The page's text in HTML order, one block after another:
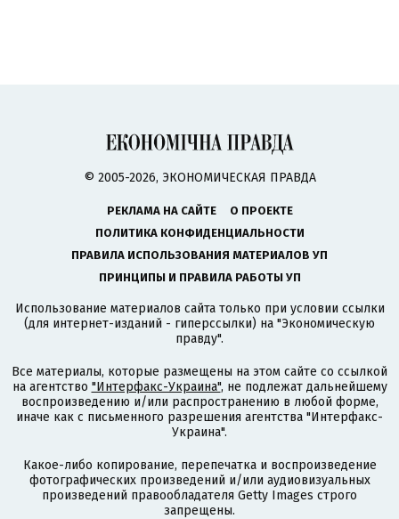
© 2005-2026, ЭКОНОМИЧЕСКАЯ ПРАВДА
РЕКЛАМА НА САЙТЕ
О ПРОЕКТЕ
ПОЛИТИКА КОНФИДЕНЦИАЛЬНОСТИ
ПРАВИЛА ИСПОЛЬЗОВАНИЯ МАТЕРИАЛОВ УП
ПРИНЦИПЫ И ПРАВИЛА РАБОТЫ УП
Использование материалов сайта только при условии ссылки
(для интернет-изданий - гиперссылки) на "Экономическую
правду".
Все материалы, которые размещены на этом сайте со ссылкой
на агентство "Интерфакс-Украина", не подлежат дальнейшему
воспроизведению и/или распространению в любой форме,
иначе как с письменного разрешения агентства "Интерфакс-
Украина".
Какое-либо копирование, перепечатка и воспроизведение
фотографических произведений и/или аудиовизуальных
произведений правообладателя Getty Images строго
запрещены.